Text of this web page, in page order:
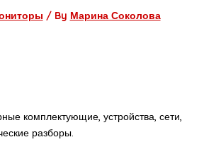
/ By Марина Соколова
комплектующие, устройства, сети,
разборы.